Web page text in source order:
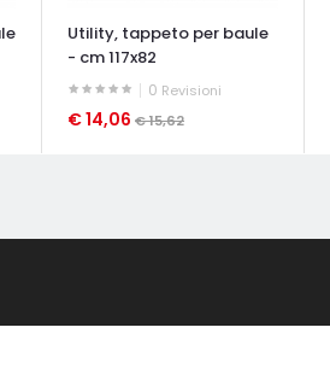
Utility, tappeto per baule
- cm 117x82
0 Revisioni
€ 14,06 € 15,62